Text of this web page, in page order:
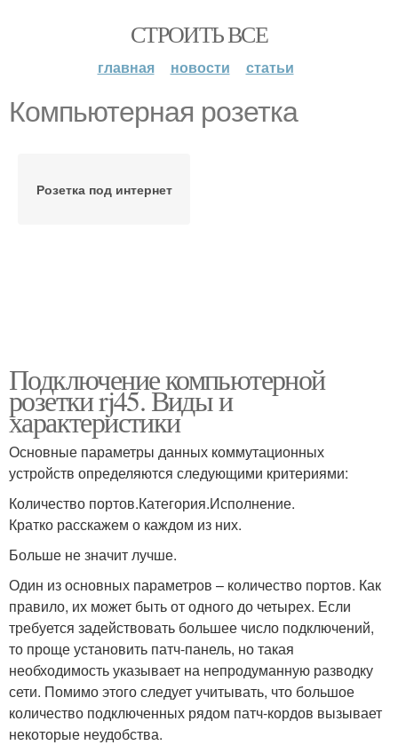
СТРОИТЬ ВСЕ
главная новости статьи
Компьютерная розетка
Розетка под интернет
Подключение компьютерной
розетки rj45. Виды и
характеристики
Основные параметры данных коммутационных
устройств определяются следующими критериями:
Количество портов.Категория.Исполнение.
Кратко расскажем о каждом из них.
Больше не значит лучше.
Один из основных параметров – количество портов. Как
правило, их может быть от одного до четырех. Если
требуется задействовать большее число подключений,
то проще установить патч-панель, но такая
необходимость указывает на непродуманную разводку
сети. Помимо этого следует учитывать, что большое
количество подключенных рядом патч-кордов вызывает
некоторые неудобства.